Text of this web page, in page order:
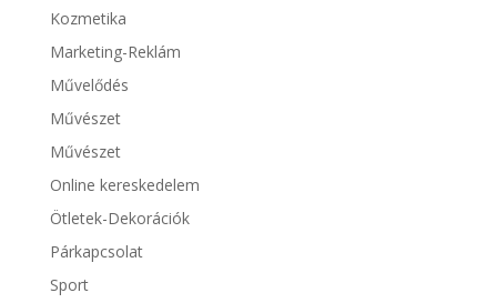
Kozmetika
Marketing-Reklám
Művelődés
Művészet
Művészet
Online kereskedelem
Ötletek-Dekorációk
Párkapcsolat
Sport